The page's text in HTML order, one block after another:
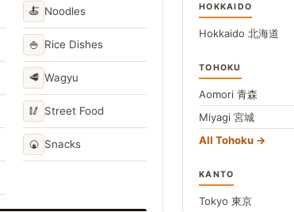
🍝 Noodles
🍚 Rice Dishes
🥩 Wagyu
🥢 Street Food
🍘 Snacks
HOKKAIDO
Hokkaido 北海道
TOHOKU
Aomori 青森
Miyagi 宮城
All Tohoku
KANTO
Tokyo 東京